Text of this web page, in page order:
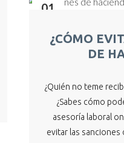
01
¿CÓMO
DE
¿Quién no teme
¿Sabes cómo
asesoría laboral
evitar las sanciones